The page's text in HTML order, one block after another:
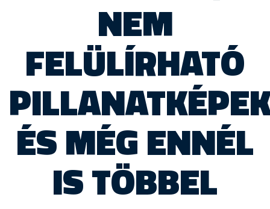
NEM
FELÜLÍRHATÓ
ÉS MÉG ENNÉL
IS TÖBBEL